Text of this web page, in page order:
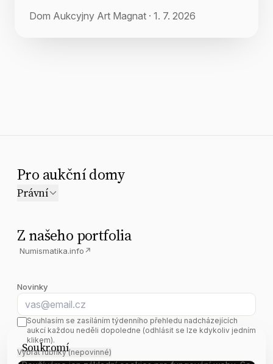
Soukromí
Dom Aukcyjny Art Magnat · 1. 7. 2026
Pro aukční domy
Právní
Z našeho portfolia
Numismatika.info ↗
Novinky
E-mail
Souhlasím se zasíláním týdenního přehledu nadcházejících
aukcí každou neděli dopoledne (odhlásit se lze kdykoliv jedním
klikem).
Vybrat rubriky (nepovinné)